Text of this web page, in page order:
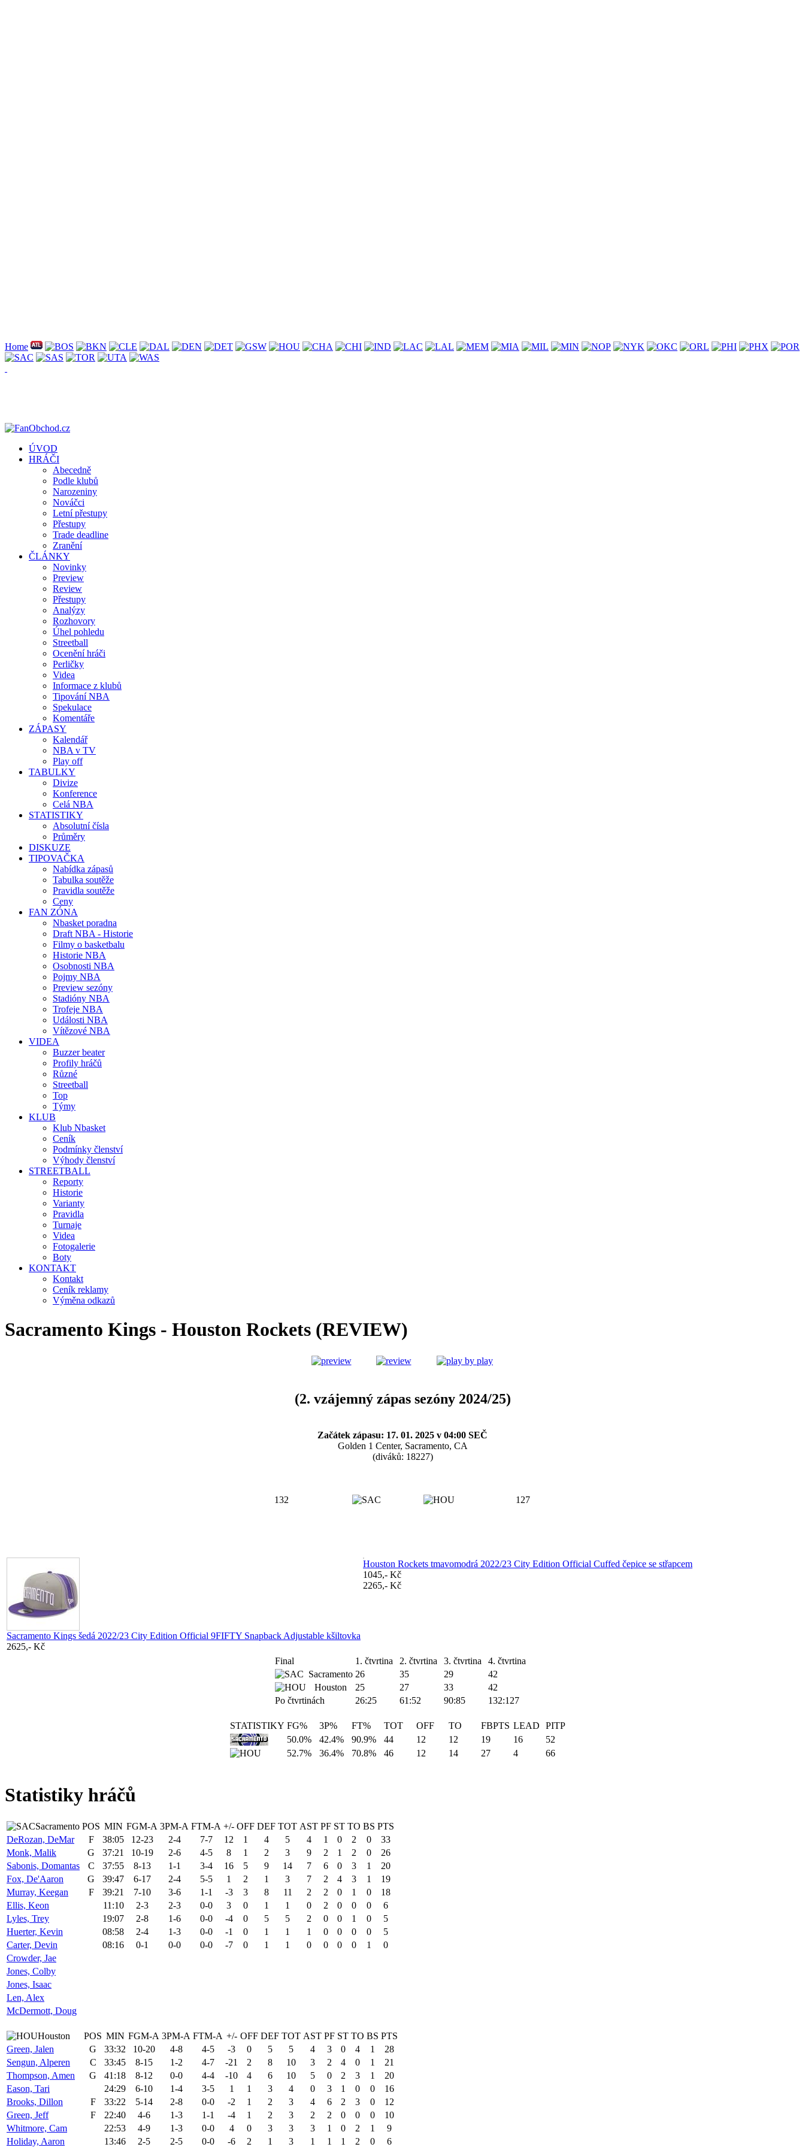
Home
ÚVOD
HRÁČI
Abecedně
Podle klubů
Narozeniny
Nováčci
Letní přestupy
Přestupy
Trade deadline
Zranění
ČLÁNKY
Novinky
Preview
Review
Přestupy
Analýzy
Rozhovory
Úhel pohledu
Streetball
Ocenění hráči
Perličky
Videa
Informace z klubů
Tipování NBA
Spekulace
Komentáře
ZÁPASY
Kalendář
NBA v TV
Play off
TABULKY
Divize
Konference
Celá NBA
STATISTIKY
Absolutní čísla
Průměry
DISKUZE
TIPOVAČKA
Nabídka zápasů
Tabulka soutěže
Pravidla soutěže
Ceny
FAN ZÓNA
Nbasket poradna
Draft NBA - Historie
Filmy o basketbalu
Historie NBA
Osobnosti NBA
Pojmy NBA
Preview sezóny
Stadióny NBA
Trofeje NBA
Události NBA
Vítězové NBA
VIDEA
Buzzer beater
Profily hráčů
Různé
Streetball
Top
Týmy
KLUB
Klub Nbasket
Ceník
Podmínky členství
Výhody členství
STREETBALL
Reporty
Historie
Varianty
Pravidla
Turnaje
Videa
Fotogalerie
Boty
KONTAKT
Kontakt
Ceník reklamy
Výměna odkazů
Sacramento Kings - Houston Rockets (REVIEW)
(2. vzájemný zápas sezóny 2024/25)
Začátek zápasu: 17. 01. 2025 v 04:00 SEČ
Golden 1 Center, Sacramento, CA
(diváků: 18227)
132 127
Sacramento Kings šedá 2022/23 City Edition Official 9FIFTY Snapback Adjustable kšiltovka
2625,- Kč
Houston Rockets tmavomodrá 2022/23 City Edition Official Cuffed čepice se střapcem
1045,- Kč
2265,- Kč
Final 1. čtvrtina 2. čtvrtina 3. čtvrtina
4. čtvrtina
Sacramento 26 35 29
42
Houston
25 27 33
42
Po čtvrtinách
26:25 61:52 90:85 132:127
STATISTIKY FG% 3P% FT% TOT OFF TO FBPTS LEAD
PITP
50.0%
42.4% 90.9% 44 12 12 19 16
52
52.7%
36.4% 70.8% 46 12 14 27 4 66
Statistiky hráčů
Sacramento POS MIN FGM-A 3PM-A FTM-A +/- OFF DEF TOT AST PF ST TO BS PTS
DeRozan, DeMar
F 38:05 12-23 2-4 7-7 12 1 4 5 4 1 0 2 0
33
Monk, Malik
G 37:21 10-19 2-6 4-5 8 1 2 3 9 2 1 2 0
26
Sabonis, Domantas
C 37:55 8-13 1-1 3-4 16 5 9 14 7 6 0 3 1
20
Fox, De'Aaron
G 39:47 6-17 2-4 5-5 1 2 1 3 7 2 4 3 1
19
Murray, Keegan
F 39:21 7-10 3-6 1-1 -3 3 8 11 2 2 0 1 0
18
Ellis, Keon
11:10 2-3 2-3 0-0 3 0 1 1 0 2 0 0 0
6
Lyles, Trey
19:07 2-8 1-6 0-0 -4 0 5 5 2 0 0 1 0
5
Huerter, Kevin
08:58 2-4 1-3 0-0 -1 0 1 1 1 0 0 0 0
5
Carter, Devin
08:16 0-1 0-0 0-0 -7 0 1 1 0 0 0 0 1
0
Crowder, Jae
Jones, Colby
Jones, Isaac
Len, Alex
McDermott, Doug
Houston POS MIN FGM-A 3PM-A FTM-A +/- OFF DEF TOT AST PF ST TO BS PTS
Green, Jalen
G 33:32 10-20 4-8 4-5 -3 0 5 5 4 3 0 4 1
28
Sengun, Alperen
C 33:45 8-15 1-2 4-7 -21 2 8 10 3 2 4 0 1
21
Thompson, Amen
G 41:18 8-12 0-0 4-4 -10 4 6 10 5 0 2 3 1
20
Eason, Tari
24:29 6-10 1-4 3-5 1 1 3 4 0 3 1 0 0
16
Brooks, Dillon
F 33:22 5-14 2-8 0-0 -2 1 2 3 4 6 2 3 0
12
Green, Jeff
F 22:40 4-6 1-3 1-1 -4 1 2 3 2 2 0 0 0
10
Whitmore, Cam
22:53 4-9 1-3 0-0 4 0 3 3 3 1 0 2 1
9
Holiday, Aaron
13:46 2-5 2-5 0-0 -6 2 1 3 1 1 1 2 0 6